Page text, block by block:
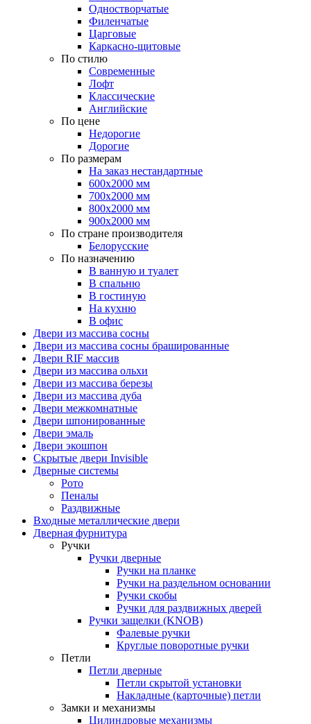
Одностворчатые
Филенчатые
Царговые
Каркасно-щитовые
По стилю
Современные
Лофт
Классические
Английские
По цене
Недорогие
Дорогие
По размерам
На заказ нестандартные
600х2000 мм
700х2000 мм
800х2000 мм
900х2000 мм
По стране производителя
Белорусские
По назначению
В ванную и туалет
В спальню
В гостиную
На кухню
В офис
Двери из массива сосны
Двери из массива сосны брашированные
Двери RIF массив
Двери из массива ольхи
Двери из массива березы
Двери из массива дуба
Двери межкомнатные
Двери шпонированные
Двери эмаль
Двери экошпон
Скрытые двери Invisible
Дверные системы
Рото
Пеналы
Раздвижные
Входные металлические двери
Дверная фурнитура
Ручки
Ручки дверные
Ручки на планке
Ручки на раздельном основании
Ручки скобы
Ручки для раздвижных дверей
Ручки защелки (KNOB)
Фалевые ручки
Круглые поворотные ручки
Петли
Петли дверные
Петли скрытой установки
Накладные (карточные) петли
Замки и механизмы
Цилиндровые механизмы